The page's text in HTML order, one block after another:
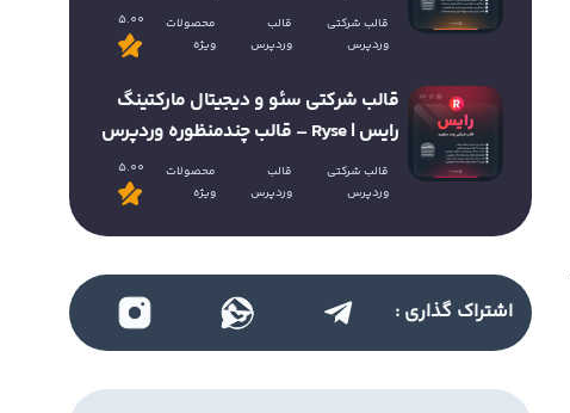
قالب شرکتی
وردپرس
قالب
وردپرس
محصولات
ویژه
5.00
قالب شرکتی سئو و دیجیتال مارکتینگ
رایس | Ryse – قالب چندمنظوره وردپرس
قالب شرکتی
وردپرس
قالب
وردپرس
محصولات
ویژه
5.00
اشتراک گذاری :